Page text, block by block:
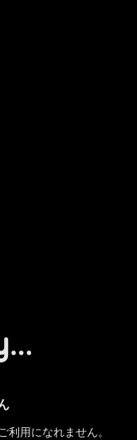
利用になれません。